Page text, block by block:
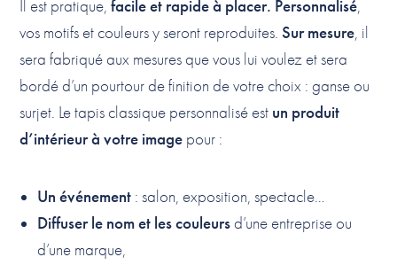
Il est pratique,facile et rapide à placer. Personnalisé,
vos motifs et couleurs y seront reproduites. Sur mesure, il
sera fabriqué aux mesures que vous lui voulez et sera
bordé d’un pourtour de finition de votre choix : ganse ou
surjet. Le tapis classique personnalisé est un produit
d’intérieur à votre image pour :
Un événement : salon, exposition, spectacle…
Diffuser le nom et les couleurs d’une entreprise ou
d’une marque,